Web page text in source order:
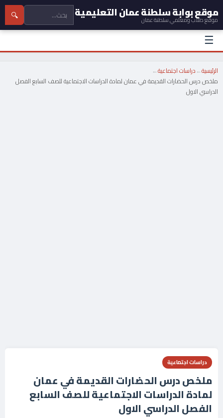
موقع بوابة سلطنة عمان التعليمية
موقع طلاب ومعلمي سلطنة عمان 🔍
☰
الرئيسية←دراسات اجتماعية←
ملخص درس الحضارات القديمة في عمان لمادة الدراسات الاجتماعية للصف السابع الفصل
الدراسي الاول
دراسات اجتماعية
ملخص درس الحضارات القديمة في عمان
لمادة الدراسات الاجتماعية للصف السابع
الفصل الدراسي الاول